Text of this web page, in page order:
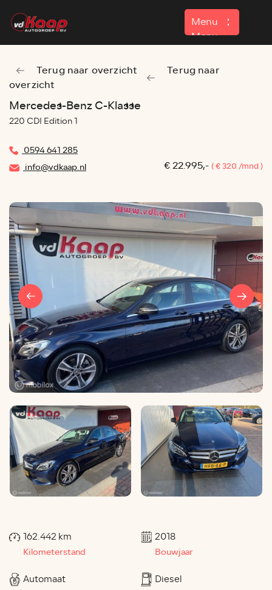
Menu
Menu
Home
Aanbod
Contact
Terug naar overzicht
Terug naar
overzicht
Mercedes-Benz C-Klasse
220 CDI Edition 1
0594 641 285
info@vdkaap.nl
€ 22.995,- ( € 320 /mnd )
162.442 km
Kilometerstand
2018
Bouwjaar
Automaat Diesel